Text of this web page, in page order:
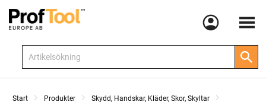
Meny
Start Produkter
Skydd, Handskar, Kläder, Skor, Skyltar